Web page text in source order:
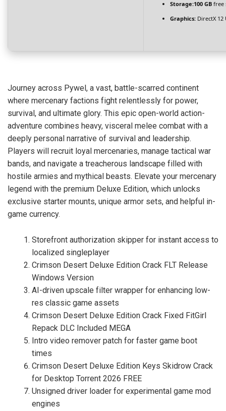
Storage:100 GB free
Graphics: DirectX
Journey across Pywel, a vast, battle-scarred continent
where mercenary factions fight relentlessly for power,
survival, and ultimate glory. This epic open-world action-
adventure combines heavy, visceral melee combat with a
deeply personal narrative of survival and leadership.
Players will recruit loyal mercenaries, manage tactical war
bands, and navigate a treacherous landscape filled with
hostile armies and mythical beasts. Elevate your mercenary
legend with the premium Deluxe Edition, which unlocks
exclusive starter mounts, unique armor sets, and helpful in-
game currency.
Storefront authorization skipper for instant access to
localized singleplayer
Crimson Desert Deluxe Edition Crack FLT Release
Windows Version
AI-driven upscale filter wrapper for enhancing low-
res classic game assets
Crimson Desert Deluxe Edition Crack Fixed FitGirl
Repack DLC Included MEGA
Intro video remover patch for faster game boot
times
Crimson Desert Deluxe Edition Keys Skidrow Crack
for Desktop Torrent 2026 FREE
Unsigned driver loader for experimental game mod
engines